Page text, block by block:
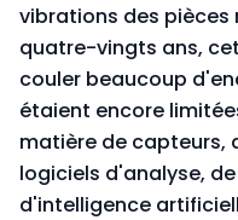
vibrations des pièces
quatre-vingts ans,
couler beaucoup
étaient encore
matière de capteurs,
logiciels d'analyse,
d'intelligence